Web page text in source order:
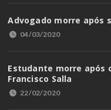
Advogado morre após
04/03/2020
Estudante morre após
Francisco Salla
22/02/2020